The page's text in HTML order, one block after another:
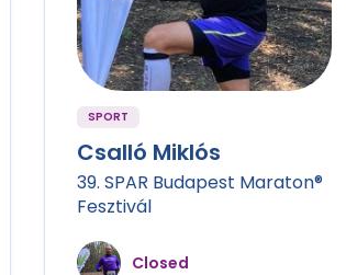
SPORT
Csalló Miklós
39. SPAR Budapest Maraton®
Fesztivál
Closed